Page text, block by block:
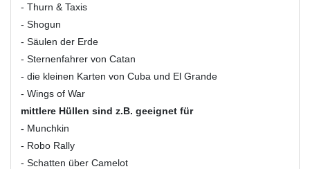
- Thurn & Taxis
- Shogun
- Säulen der Erde
- Sternenfahrer von Catan
- die kleinen Karten von Cuba und El Grande
- Wings of War
mittlere Hüllen sind z.B. geeignet für
- Munchkin
- Robo Rally
- Schatten über Camelot